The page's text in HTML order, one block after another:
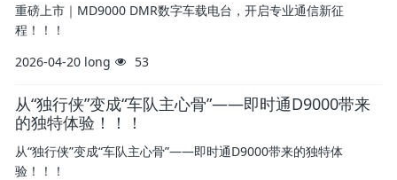
重磅上市｜MD9000 DMR数字车载电台，开启专业通信新征
程！！！
2026-04-20 long 53
从“独行侠”变成“车队主心骨”——即时通D9000带来
的独特体验！！！
从“独行侠”变成“车队主心骨”——即时通D9000带来的独特体
验！！！